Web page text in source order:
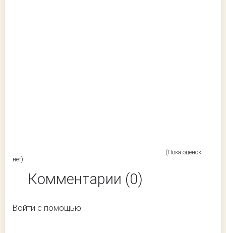
(Пока оценок
нет)
Комментарии (0)
Войти с помощью: